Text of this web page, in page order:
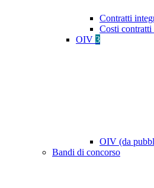
Contratti
Costi
OIV 3
OIV (da
Bandi di concorso